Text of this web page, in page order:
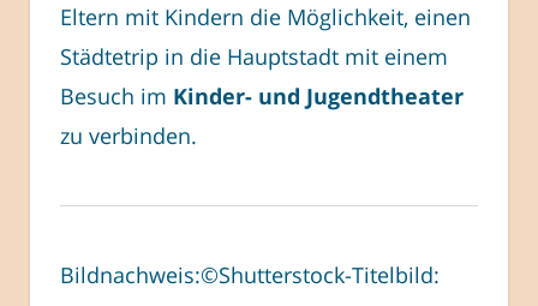
Eltern mit Kindern die Möglichkeit, einen
Städtetrip in die Hauptstadt mit einem
Besuch im Kinder- und Jugendtheater
zu verbinden.
Bildnachweis:©Shutterstock-Titelbild: